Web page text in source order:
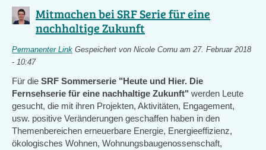
Mitmachen bei SRF Serie für eine
nachhaltige Zukunft
Permanenter Link Gespeichert von Nicole Cornu am 27. Februar 2018
- 10:47
Für die SRF Sommerserie "Heute und Hier. Die
Fernsehserie für eine nachhaltige Zukunft" werden Leute
gesucht, die mit ihren Projekten, Aktivitäten, Engagement,
usw. positive Veränderungen geschaffen haben in den
Themenbereichen erneuerbare Energie, Energieeffizienz,
ökologisches Wohnen, Wohnungsbaugenossenschaft,